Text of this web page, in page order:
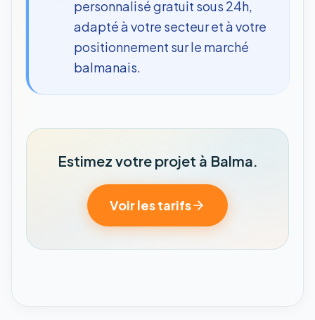
personnalisé gratuit sous 24h,
adapté à votre secteur et à votre
positionnement sur le marché
balmanais.
Estimez votre projet à Balma.
Voir les tarifs